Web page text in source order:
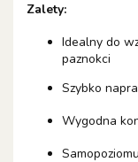
Zalety:
Idealny do
paznokci
Szybko
Wygodna